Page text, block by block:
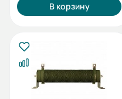
В корзину